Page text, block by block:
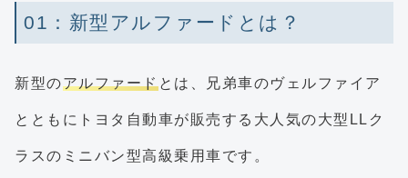
01：新型アルファードとは？
新型のアルファードとは、兄弟車のヴェルファイア
とともにトヨタ自動車が販売する大人気の大型LLク
ラスのミニバン型高級乗用車です。